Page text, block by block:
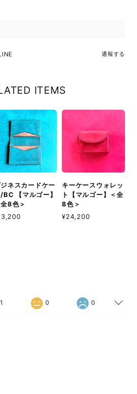
通報する
ITEMS
ジネスカードケー
BC 【マルゴー】
全8色＞
キーケースウォレッ
ト【マルゴー】＜全
8色＞
¥24,200
1 0 0